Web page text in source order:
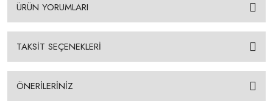
ÜRÜN YORUMLARI
TAKSİT SEÇENEKLERİ
ÖNERİLERİNİZ